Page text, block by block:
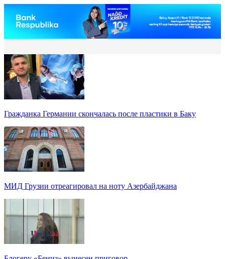
Гражданка Германии скончалась после пластики в Баку
МИД Грузии отреагировал на ноту Азербайджана